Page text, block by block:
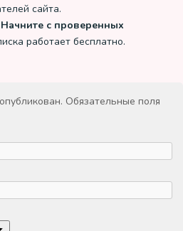
сайта.
с проверенных
работает бесплатно.
Обязательные поля